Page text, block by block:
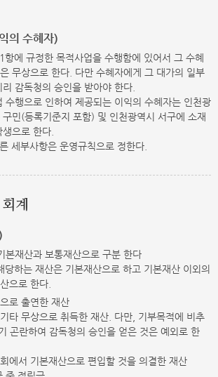
의 수혜자)
에 규정한 목적사업을 수행함에 있어서 그 수혜
무상으로 한다. 다만 수혜자에게 그 대가의 일부
감독청의 승인을 받아야 한다.
행으로 인하여 제공되는 이익의 수혜자는 인천광
민(등록기준지 포함) 및 인천광역시 서구에 소재
으로 한다.
세부사항은 운영규칙으로 정한다.
계
재산과 보통재산으로 구분 한다
하는 재산은 기본재산으로 하고 기본재산 이외의
으로 한다.
로 출연한 재산
타 무상으로 취득한 재산. 다만, 기부목적에 비추
곤란하여 감독청의 승인을 얻은 것은 예외로 한
에서 기본재산으로 편입할 것을 의결한 재산